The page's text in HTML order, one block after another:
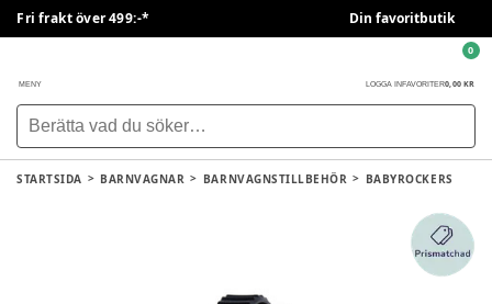
Fri frakt över 499:-* Din favoritbutik
MENY LOGGA IN FAVORITER0,00 KR
0
STARTSIDA BARNVAGNAR BARNVAGNSTILLBEHÖR BABYROCKERS